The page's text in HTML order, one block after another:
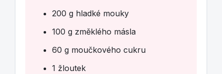
200 g hladké mouky
100 g změklého másla
60 g moučkového cukru
1 žloutek